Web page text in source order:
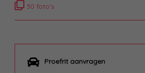
30 foto's
Proefrit aanvragen